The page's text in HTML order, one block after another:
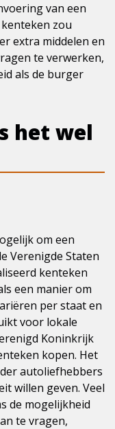
van een
zou
extra middelen en
te verwerken,
als de burger
het wel
om een
Verenigde Staten
kenteken
een manier om
per staat en
voor lokale
Koninkrijk
kopen. Het
autoliefhebbers
willen geven. Veel
de mogelijkheid
te vragen,